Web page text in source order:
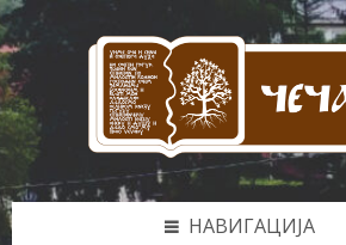
Skip
to
content
Skip
to
left
sidebar
Skip
to
footer
НАВИГАЦИЈА